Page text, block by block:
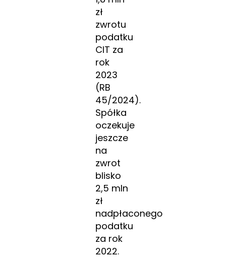
zł
zwrotu
podatku
CIT za
rok
2023
(RB
45/2024).
Spółka
oczekuje
jeszcze
na
zwrot
blisko
2,5 mln
zł
nadpłaconego
podatku
za rok
2022.